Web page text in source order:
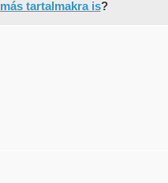
más tartalmakra is?